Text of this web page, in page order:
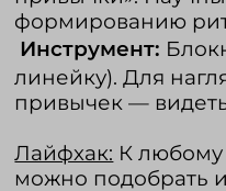
формированию
Инструмент:
линейку). Для
привычек —
Лайфхак: К любому
можно подобрать